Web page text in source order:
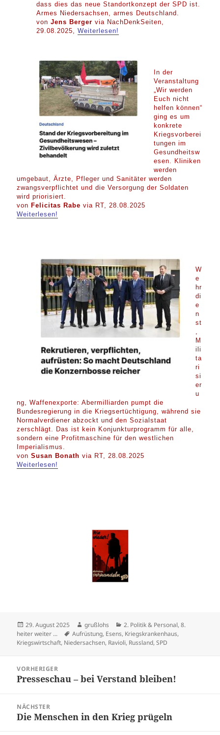
dass dies das neue Standortkonzept der SPD ist.
Armes Niedersachsen, armes Deutschland.
vonJens Berger via NachDenkSeiten,
29.08.2025,Weiterlesen!
In der
Veranstaltung
„Wir werden
Euch nicht
helfen können“
ging es um
konkrete
Kriegsvorberei
tungen im
Gesundheitsw
esen. Kliniken
werden
umgebaut, Ärzte, Pfleger und Sanitäter werden
zwangsverpflichtet und die Versorgung der Soldaten
wird priorisiert.
von Felicitas Rabe via RT, 28.08.2025
Weiterlesen!
W
e
hr
di
e
n
st
,
M
ili
ta
ri
si
er
u
ng, Waffenexporte: Abermilliarden pumpt die
Bundesregierung in die Kriegsertüchtigung, während sie
Normalverdiener abzockt und den Sozialstaat
zerschlägt. Das ist kein Konjunkturprogramm für alle,
sondern eine Profitmaschine für den westlichen
Imperialismus.
vonSusan Bonath via RT, 28.08.2025
Weiterlesen!
Veröffentlicht
am
29. August 2025 Autor
grußlohs Kategorien
2. Politik & Personal,8.
heiter weiter ...
Schlagwörter
Aufrüstung, Esens, Kriegskrankenhaus,
Kriegswirtschaft, Niedersachsen, Ravioli, Russland,SPD
VORHERIGER
Vorheriger
Presseschau – bei Verstand bleiben!
NÄCHSTER
Nächster
Die Menschen in den Krieg prügeln